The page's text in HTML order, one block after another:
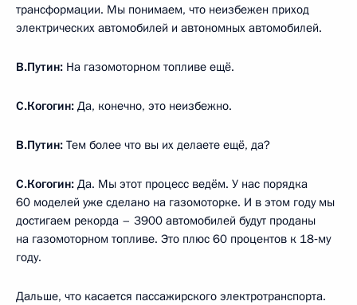
трансформации. Мы понимаем, что неизбежен приход
электрических автомобилей и автономных автомобилей.
В.Путин: На газомоторном топливе ещё.
С.Когогин: Да, конечно, это неизбежно.
В.Путин: Тем более что вы их делаете ещё, да?
С.Когогин: Да. Мы этот процесс ведём. У нас порядка
60 моделей уже сделано на газомоторке. И в этом году мы
достигаем рекорда – 3900 автомобилей будут проданы
на газомоторном топливе. Это плюс 60 процентов к 18‑му
году.
Дальше, что касается пассажирского электротранспорта.